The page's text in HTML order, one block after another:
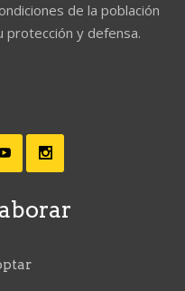
de la población
protección y defensa.